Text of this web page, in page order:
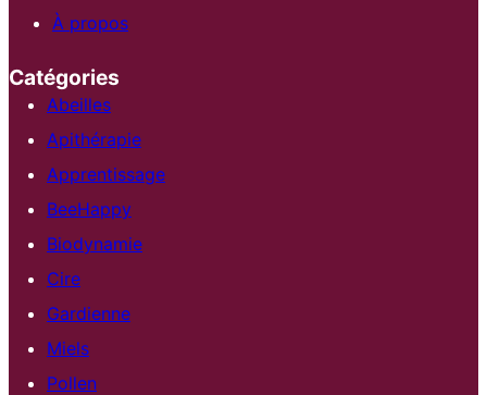
À propos
Catégories
Abeilles
Apithérapie
Apprentissage
BeeHappy
Biodynamie
Cire
Gardienne
Miels
Pollen